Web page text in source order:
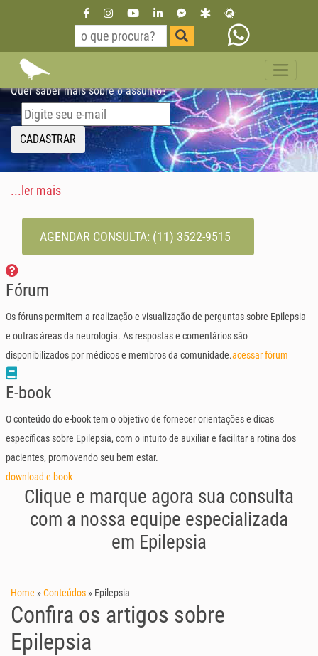
Epilepsia
Quer saber mais sobre o assunto?
CADASTRAR
...ler mais
AGENDAR CONSULTA: (11) 3522-9515
Fórum
Os fóruns permitem a realização e visualização de perguntas sobre Epilepsia
e outras áreas da neurologia. As respostas e comentários são
disponibilizados por médicos e membros da comunidade.acessar fórum
E-book
O conteúdo do e-book tem o objetivo de fornecer orientações e dicas
específicas sobre Epilepsia, com o intuito de auxiliar e facilitar a rotina dos
pacientes, promovendo seu bem estar.
download e-book
Clique e marque agora sua consulta
com a nossa equipe especializada
em Epilepsia
Home »Conteúdos » Epilepsia
Confira os artigos sobre
Epilepsia